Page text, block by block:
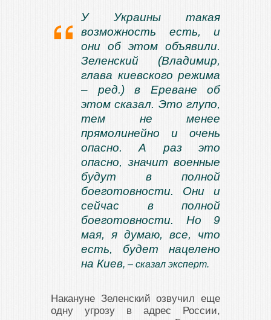
У Украины такая
возможность есть, и
они об этом объявили.
Зеленский (Владимир,
глава киевского режима
– ред.) в Ереване об
этомсказал. Это глупо,
тем не менее
прямолинейно и очень
опасно. А раз это
опасно, значит военные
будут в полной
боеготовности. Они и
сейчас в полной
боеготовности. Но 9
мая, я думаю, все, что
есть, будет нацелено
на Киев, – сказал эксперт.
Накануне Зеленский озвучил еще
одну угрозу в адрес России,